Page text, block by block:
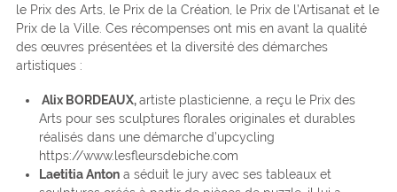
le Prix des Arts, le Prix de la Création, le Prix de l’Artisanat et le
Prix de la Ville. Ces récompenses ont mis en avant la qualité
des œuvres présentées et la diversité des démarches
artistiques :
Alix BORDEAUX,artiste plasticienne, a reçu le Prix des
Arts pour ses sculptures florales originales et durables
réalisés dans une démarche d’upcycling
https://www.lesfleursdebiche.com
Laetitia Antona séduit le jury avec ses tableaux et